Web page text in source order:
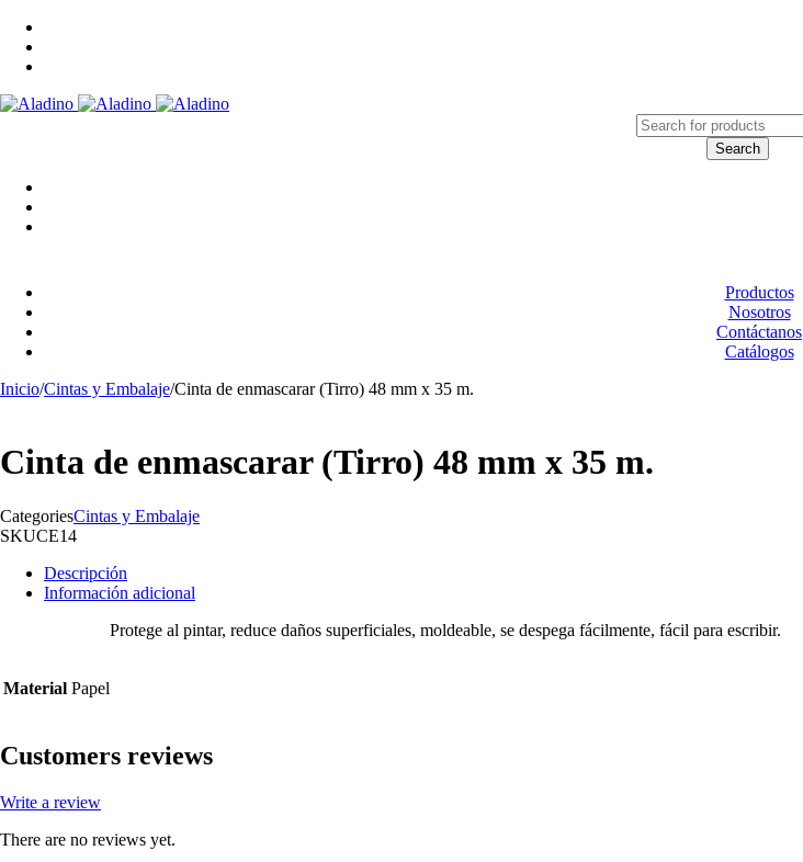
Productos
Nosotros
Contáctanos
Catálogos
Inicio/Cintas y Embalaje/Cinta de enmascarar (Tirro) 48 mm x 35 m.
Cinta de enmascarar (Tirro) 48 mm x 35 m.
CategoriesCintas y Embalaje
SKUCE14
Descripción
Información adicional
Protege al pintar, reduce daños superficiales, moldeable, se despega fácilmente, fácil para escribir.
Material Papel
Customers reviews
Write a review
There are no reviews yet.